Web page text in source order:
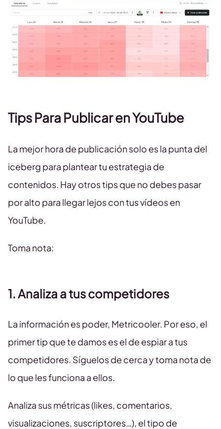
Tips Para Publicar en YouTube
La mejor hora de publicación solo es la punta del
iceberg para plantear tu estrategia de
contenidos. Hay otros tips que no debes pasar
por alto para llegar lejos con tus vídeos en
YouTube.
Toma nota:
1.Analiza a tus competidores
La información es poder, Metricooler. Por eso, el
primer tip que te damos es el de espiar a tus
competidores. Síguelos de cerca y toma nota de
lo que les funciona a ellos.
Analiza sus métricas (likes, comentarios,
visualizaciones, suscriptores…), el tipo de